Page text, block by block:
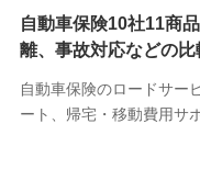
10.受託業務の 個人
受託業務の遂行および
11.マイカー通勤管
自動車保険10社11商
離、事故対応などの比
自動車保険のロードサー
ート、帰宅・移動費用サ